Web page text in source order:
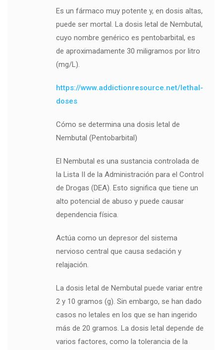
Es un fármaco muy potente y, en dosis altas,
puede ser mortal. La dosis letal de Nembutal,
cuyo nombre genérico es pentobarbital, es
de aproximadamente 30 miligramos por litro
(mg/L).
https://www.addictionresource.net/lethal-
doses
Cómo se determina una dosis letal de
Nembutal (Pentobarbital)
El Nembutal es una sustancia controlada de
la Lista II de la Administración para el Control
de Drogas (DEA). Esto significa que tiene un
alto potencial de abuso y puede causar
dependencia física.
Actúa como un depresor del sistema
nervioso central que causa sedación y
relajación.
La dosis letal de Nembutal puede variar entre
2 y 10 gramos (g). Sin embargo, se han dado
casos no letales en los que se han ingerido
más de 20 gramos. La dosis letal depende de
varios factores, como la tolerancia de la